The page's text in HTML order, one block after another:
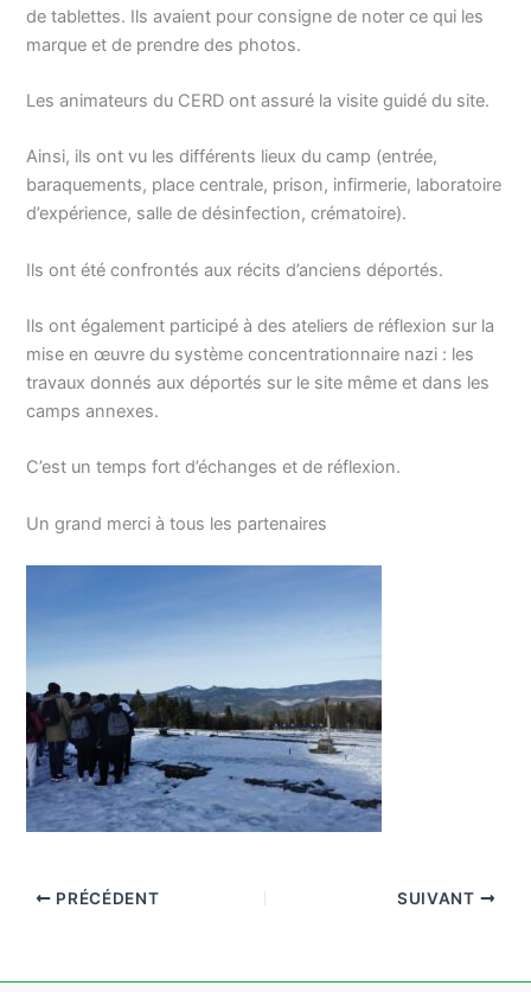
de tablettes. Ils avaient pour consigne de noter ce qui les
marque et de prendre des photos.
Les animateurs du CERD ont assuré la visite guidé du site.
Ainsi, ils ont vu les différents lieux du camp (entrée,
baraquements, place centrale, prison, infirmerie, laboratoire
d’expérience, salle de désinfection, crématoire).
Ils ont été confrontés aux récits d’anciens déportés.
Ils ont également participé à des ateliers de réflexion sur la
mise en œuvre du système concentrationnaire nazi : les
travaux donnés aux déportés sur le site même et dans les
camps annexes.
C’est un temps fort d’échanges et de réflexion.
Un grand merci à tous les partenaires
PRÉCÉDENT SUIVANT